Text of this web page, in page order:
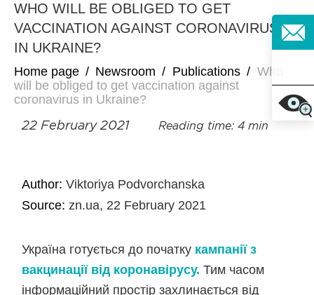
WHO WILL BE OBLIGED TO GET
VACCINATION AGAINST CORONAVIRUS
IN UKRAINE?
Home page / Newsroom / Publications / Who
will be obliged to get vaccination against
coronavirus in Ukraine?
22 February 2021 Reading time: 4 min
Author:Viktoriya Podvorchanska
Source:zn.ua, 22 February 2021
Україна готується до початку кампанії з
вакцинації від коронавірусу. Тим часом
інформаційний простір захлинається від